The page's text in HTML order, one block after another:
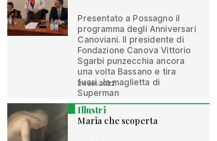
Presentato a Possagno il
programma degli Anniversari
Canoviani. Il presidente di
Fondazione Canova Vittorio
Sgarbi punzecchia ancora
una volta Bassano e tira
fuori...la maglietta di
Superman
24 set 2022
Illustri
Maria che scoperta